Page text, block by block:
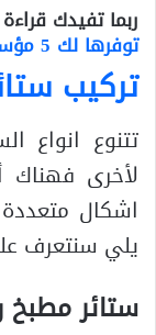
ربما تفيدك
توفرها لك 5 مؤسسات
تركيب
تتنوع انواع
لأخرى
اشكال متعددة
يلي سنتعرف
ستائر مطبخ